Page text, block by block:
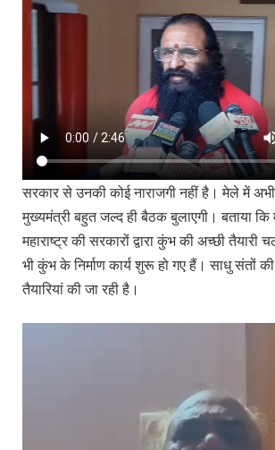
सरकार से उनकी कोई नाराजगी नहीं है। मेले में
मुख्यमंत्री बहुत जल्द ही बैठक बुलाएगी। बताया
महाराष्ट्र की सरकारों द्वारा कुंभ की अच्छी तैयारी
भी कुंभ के निर्माण कार्य शुरू हो गए हैं। साधु संतों
तैयारियां की जा रही है।